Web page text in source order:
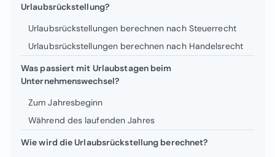
Urlaubsrückstellung?
Urlaubsrückstellungen berechnen nach Steuerrecht
Urlaubsrückstellungen berechnen nach Handelsrecht
Was passiert mit Urlaubstagen beim
Unternehmenswechsel?
Zum Jahresbeginn
Während des laufenden Jahres
Wie wird die Urlaubsrückstellung berechnet?